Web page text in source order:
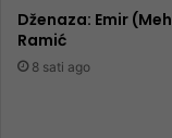
Dženaza: Emir
Ramić
8 sati ago